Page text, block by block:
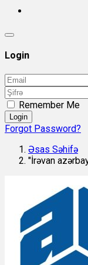
Login
Remember Me
Login
Forgot Password?
Əsas Səhifə
"İrəvan